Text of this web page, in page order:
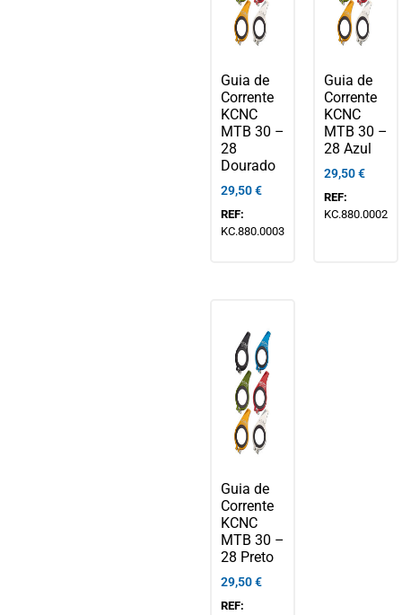
Guia de
Corrente
KCNC
MTB 30 –
28
Dourado
29,50€
REF:
KC.880.0003
Guia de
Corrente
KCNC
MTB 30 –
28 Azul
29,50€
REF:
KC.880.0002
Guia de
Corrente
KCNC
MTB 30 –
28 Preto
29,50€
REF: